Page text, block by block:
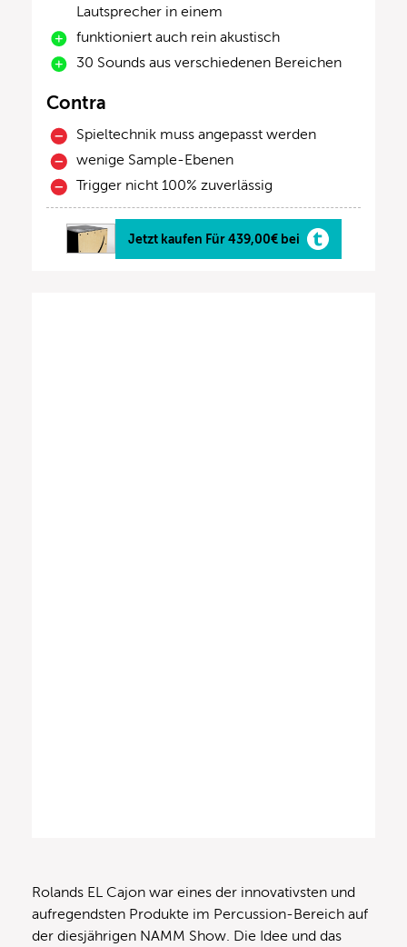
Lautsprecher in einem
funktioniert auch rein akustisch
30 Sounds aus verschiedenen Bereichen
Contra
Spieltechnik muss angepasst werden
wenige Sample-Ebenen
Trigger nicht 100% zuverlässig
Jetzt kaufen Für 439,00€ bei
Rolands EL Cajon war eines der innovativsten und
aufregendsten Produkte im Percussion-Bereich auf
der diesjährigen NAMM Show. Die Idee und das